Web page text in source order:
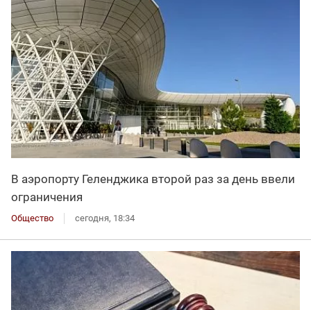
В аэропорту Геленджика второй раз за день ввели
ограничения
Общество сегодня, 18:34